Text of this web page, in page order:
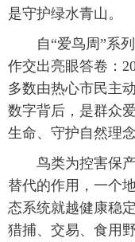
太原日报
是守护绿水青山。
自“爱鸟周”系列
作交出亮眼答卷：
多数由热心市民主
数字背后，是群众
生命、守护自然理
鸟类为控害保产
替代的作用，一个
态系统就越健康稳
猎捕、交易、食用